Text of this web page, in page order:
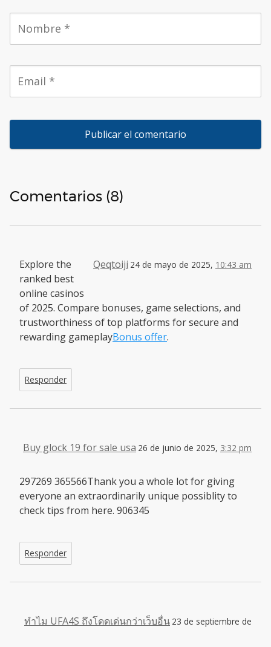
Comentarios (8)
Qeqtoiji 24 de mayo de 2025, 10:43 am
Explore the
ranked best
online casinos
of 2025. Compare bonuses, game selections, and
trustworthiness of top platforms for secure and
rewarding gameplayBonus offer.
Responder
Buy glock 19 for sale usa 26 de junio de 2025, 3:32 pm
297269 365566Thank you a whole lot for giving
everyone an extraordinarily unique possiblity to
check tips from here. 906345
Responder
ทำไม UFA4S ถึงโดดเด่นกว่าเว็บอื่น 23 de septiembre de